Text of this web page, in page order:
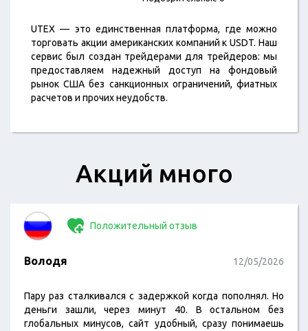
UTEX — это единственная платформа, где можно
торговать акции американских компаний к USDT. Наш
сервис был создан трейдерами для трейдеров: мы
предоставляем надежный доступ на фондовый
рынок США без санкционных ограничений, фиатных
расчетов и прочих неудобств.
Акций много
Положительный отзыв
Володя 12/05/2026
Пару раз сталкивался с задержкой когда пополнял. Но
деньги зашли, через минут 40. В остальном без
глобальных минусов, сайт удобный, сразу понимаешь